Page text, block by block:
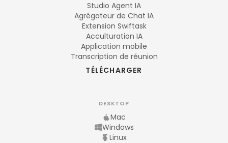
Studio Agent IA
Agrégateur de Chat IA
Extension Swiftask
Acculturation IA
Application mobile
Transcription de réunion
TÉLÉCHARGER
DESKTOP
Mac
Windows
Linux